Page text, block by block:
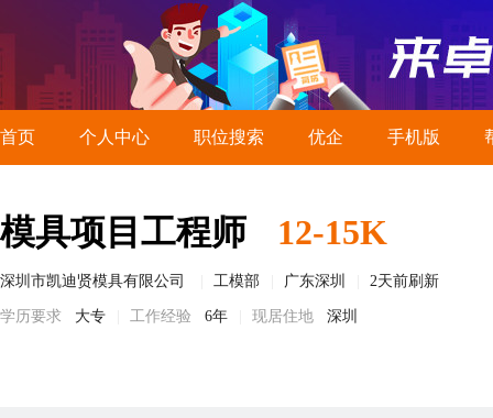
首页 个人中心 职位搜索 优企 手机版
模具项目工程师 12-15K
深圳市凯迪贤模具有限公司 工模部 广东深圳 2天前刷新
学历要求 大专 工作经验 6年 现居住地 深圳